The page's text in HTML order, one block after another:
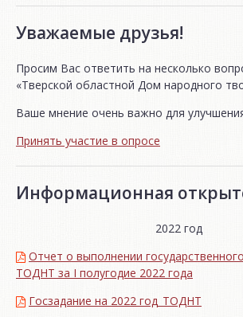
Уважаемые друзья!
Просим Вас ответить на несколько
«Тверской областной Дом народного
Ваше мнение очень важно для
Принять участие в опросе
Информационная
2022 год
Отчет о выполнении
ТОДНТ за I полугодие 2022 года
Госзадание на 2022 год_ТОДНТ